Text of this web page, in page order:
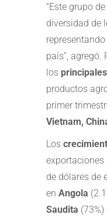
“Este grupo
diversidad de
país”, agregó.
los
productos
primer
Vietnam,
Los
de dólares de
en Angola
Saudita (73%)